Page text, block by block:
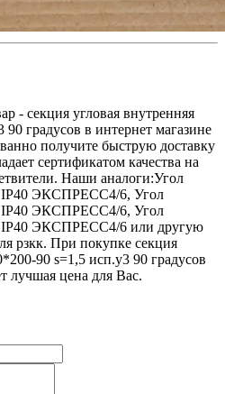
- секция угловая внутренняя
градусов в интернет магазине
получите быструю доставку
сертификатом качества на
Наши аналоги:Угол
IP40 ЭКСПРЕСС4/6, Угол
IP40 ЭКСПРЕСС4/6, Угол
IP40 ЭКСПРЕСС4/6 или другую
рзкк. При покупке секция
90 s=1,5 исп.у3 90 градусов
лучшая цена для Вас.